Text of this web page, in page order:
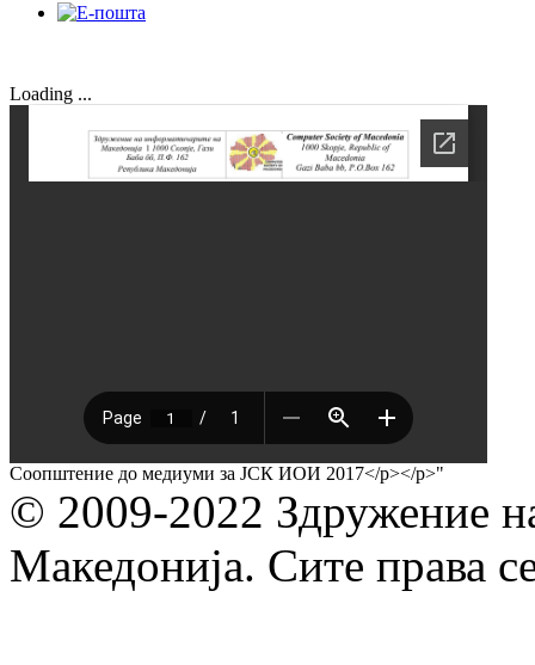
Loading ...
Соопштение до медиуми за ЈСК ИОИ 2017</p></p>"
© 2009-2022 Здружение
Македонија. Сите права